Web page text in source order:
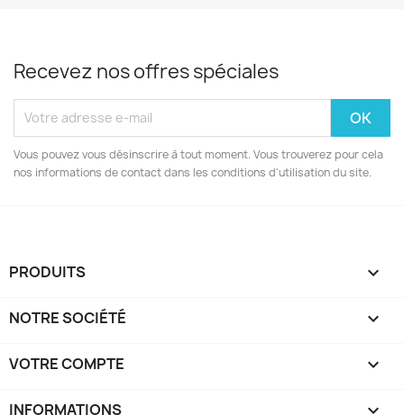
Recevez nos offres spéciales
Vous pouvez vous désinscrire à tout moment. Vous trouverez pour cela
nos informations de contact dans les conditions d'utilisation du site.
PRODUITS 
NOTRE SOCIÉTÉ 
VOTRE COMPTE 
INFORMATIONS keyboard_arrow_down